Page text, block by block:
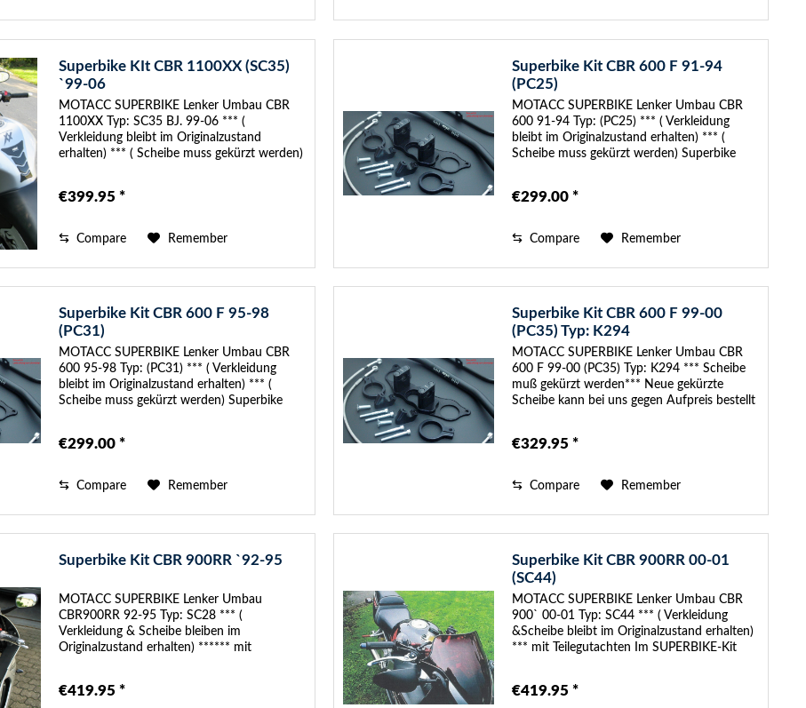
Superbike KIt CBR 1100XX (SC35)
`99-06
MOTACC SUPERBIKE Lenker Umbau CBR
1100XX Typ: SC35 BJ. 99-06 *** (
Verkleidung bleibt im Originalzustand
erhalten) *** ( Scheibe muss gekürzt werden)
€399.95 *
Compare Remember
Superbike Kit CBR 600 F 91-94
(PC25)
MOTACC SUPERBIKE Lenker Umbau CBR
600 91-94 Typ: (PC25) *** ( Verkleidung
bleibt im Originalzustand erhalten) *** (
Scheibe muss gekürzt werden) Superbike
€299.00 *
Compare Remember
Superbike Kit CBR 600 F 95-98
(PC31)
MOTACC SUPERBIKE Lenker Umbau CBR
600 95-98 Typ: (PC31) *** ( Verkleidung
bleibt im Originalzustand erhalten) *** (
Scheibe muss gekürzt werden) Superbike
€299.00 *
Compare Remember
Superbike Kit CBR 600 F 99-00
(PC35) Typ: K294
MOTACC SUPERBIKE Lenker Umbau CBR
600 F 99-00 (PC35) Typ: K294 *** Scheibe
muß gekürzt werden*** Neue gekürzte
Scheibe kann bei uns gegen Aufpreis bestellt
€329.95 *
Compare Remember
Superbike Kit CBR 900RR `92-95
MOTACC SUPERBIKE Lenker Umbau
CBR900RR 92-95 Typ: SC28 *** (
Verkleidung & Scheibe bleiben im
Originalzustand erhalten) ****** mit
Austausch-Gabelbrücke, 34°...
€419.95 *
Superbike Kit CBR 900RR 00-01
(SC44)
MOTACC SUPERBIKE Lenker Umbau CBR
900` 00-01 Typ: SC44 *** ( Verkleidung
&Scheibe bleibt im Originalzustand erhalten)
*** mit Teilegutachten Im SUPERBIKE-Kit
zum...
€419.95 *